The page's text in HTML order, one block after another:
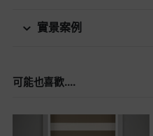
實景案例
可能也喜歡....